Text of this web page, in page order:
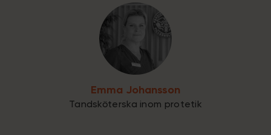
Emma Johansson
Tandsköterska inom protetik